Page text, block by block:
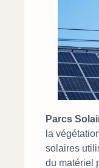
Parcs
la
solaires
du matériel